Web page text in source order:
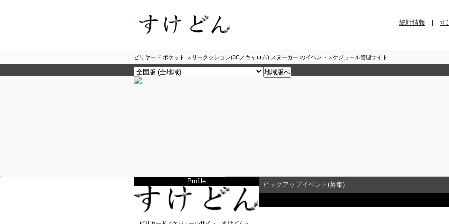
統計情報 | す
ビリヤード ポケット スリークッション(3C／キャロム) スヌーカー のイベントスケジュール管理サイト
Profile ピックアップイベント(募集)